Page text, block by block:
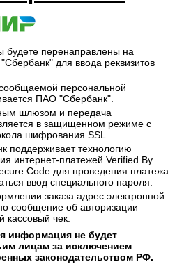
будете перенаправлены на
для ввода реквизитов
персональной
ПАО "Сбербанк".
шлюзом и передача
в защищенном режиме с
шифрования SSL.
поддерживает технологию
интернет-платежей Verified By
Code для проведения платежа
ввод специального пароля.
заказа адрес электронной
сообщение об авторизации
кассовый чек.
информация не будет
лицам за исключением
законодательством РФ.